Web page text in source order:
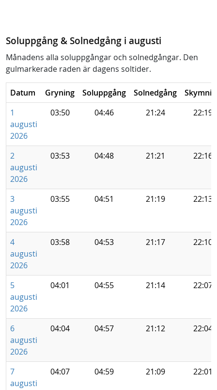
Soluppgång & Solnedgång i augusti
Månadens alla soluppgångar och solnedgångar. Den
gulmarkerade raden är dagens soltider.
Datum Gryning Soluppgång Solnedgång
1
augusti
2026
03:50 04:46 21:24 22:19
2
augusti
2026
03:53 04:48 21:21 22:16
3
augusti
2026
03:55 04:51 21:19 22:13
4
augusti
2026
03:58 04:53 21:17 22:10
5
augusti
2026
04:01 04:55 21:14 22:07
6
augusti
2026
04:04 04:57 21:12 22:04
7
augusti
04:07 04:59 21:09 22:01